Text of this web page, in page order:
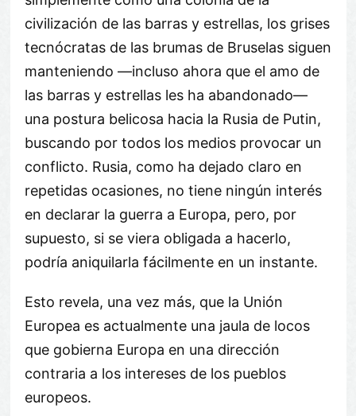
civilización de las barras y estrellas, los grises
tecnócratas de las brumas de Bruselas siguen
manteniendo —incluso ahora que el amo de
las barras y estrellas les ha abandonado—
una postura belicosa hacia la Rusia de Putin,
buscando por todos los medios provocar un
conflicto. Rusia, como ha dejado claro en
repetidas ocasiones, no tiene ningún interés
en declarar la guerra a Europa, pero, por
supuesto, si se viera obligada a hacerlo,
podría aniquilarla fácilmente en un instante.
Esto revela, una vez más, que la Unión
Europea es actualmente una jaula de locos
que gobierna Europa en una dirección
contraria a los intereses de los pueblos
europeos.